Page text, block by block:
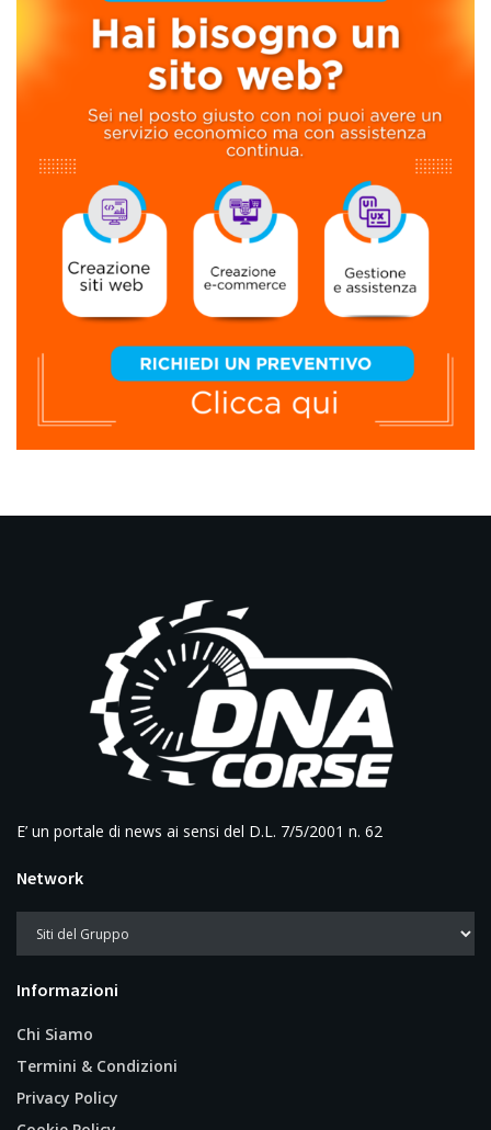
E’ un portale di news ai sensi del D.L. 7/5/2001 n. 62
Network
Informazioni
Chi Siamo
Termini & Condizioni
Privacy Policy